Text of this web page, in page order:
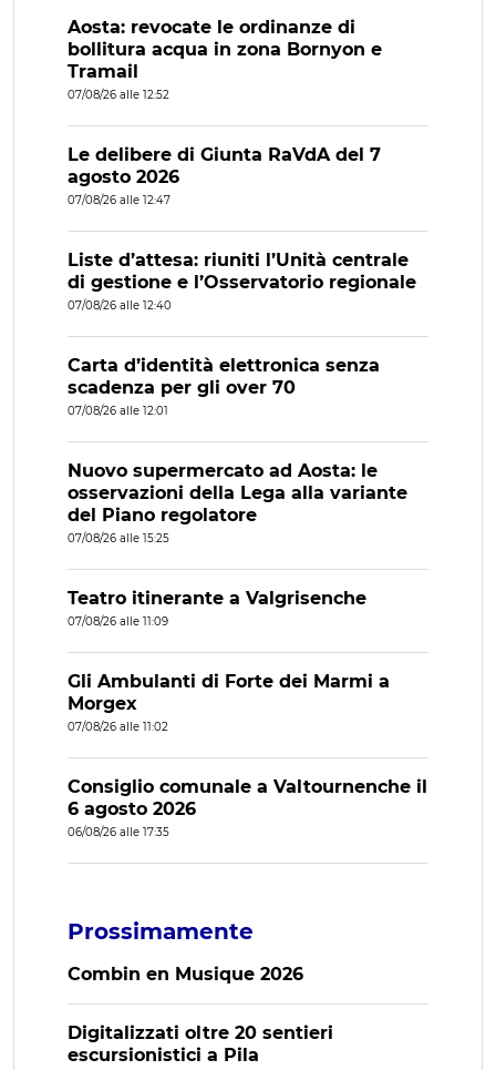
Aosta: revocate le ordinanze di
bollitura acqua in zona Bornyon e
Tramail
07/08/26 alle 12:52
Le delibere di Giunta RaVdA del 7
agosto 2026
07/08/26 alle 12:47
Liste d’attesa: riuniti l’Unità centrale
di gestione e l’Osservatorio regionale
07/08/26 alle 12:40
Carta d’identità elettronica senza
scadenza per gli over 70
07/08/26 alle 12:01
Nuovo supermercato ad Aosta: le
osservazioni della Lega alla variante
del Piano regolatore
07/08/26 alle 15:25
Teatro itinerante a Valgrisenche
07/08/26 alle 11:09
Gli Ambulanti di Forte dei Marmi a
Morgex
07/08/26 alle 11:02
Consiglio comunale a Valtournenche il
6 agosto 2026
06/08/26 alle 17:35
Prossimamente
Combin en Musique 2026
Digitalizzati oltre 20 sentieri
escursionistici a Pila